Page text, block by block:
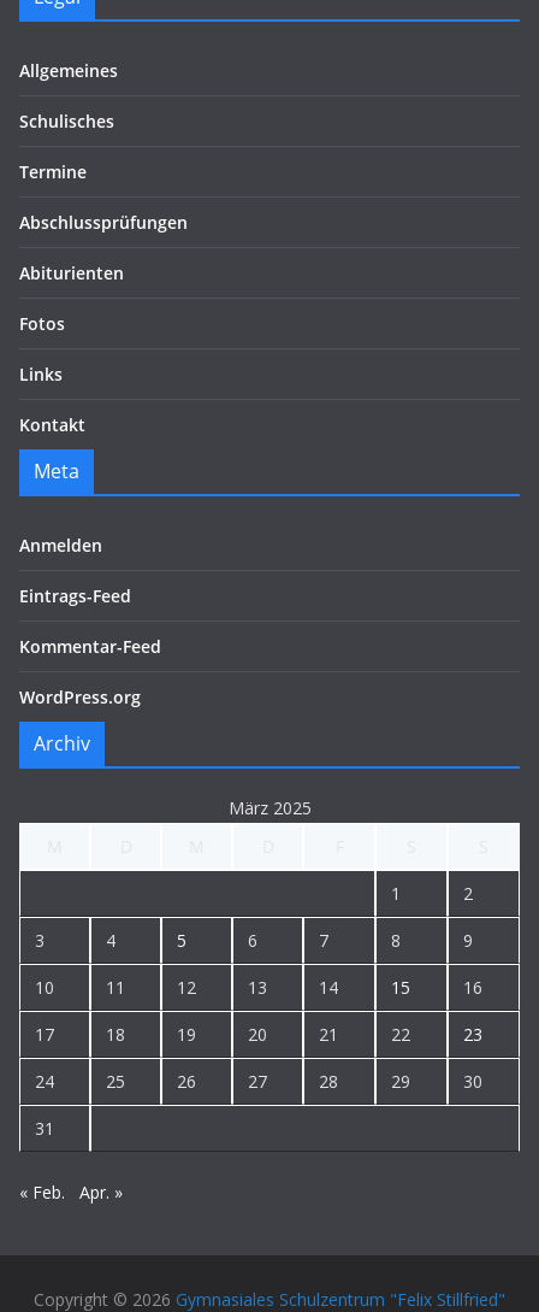
Allgemeines
Schulisches
Termine
Abschlussprüfungen
Abiturienten
Fotos
Links
Kontakt
Meta
Anmelden
Eintrags-Feed
Kommentar-Feed
WordPress.org
Archiv
März 2025
1 2
3 4 5 6 7 8 9
10 11 12 13 14 15 16
17 18 19 20 21 22 23
24 25 26 27 28 29 30
31
« Feb. Apr. »
Copyright © 2026 Gymnasiales Schulzentrum "Felix Stillfried"